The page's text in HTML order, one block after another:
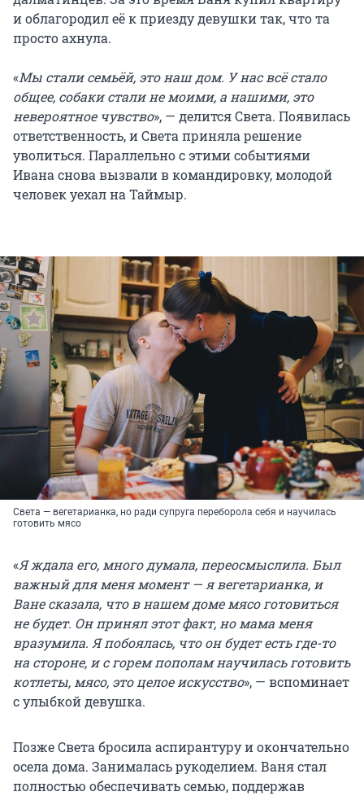
и облагородил её к приезду девушки так, что та
просто ахнула.
«Мы стали семьёй, это наш дом. У нас всё стало
общее, собаки стали не моими, а нашими, это
невероятное чувство», — делится Света. Появилась
ответственность, и Света приняла решение
уволиться. Параллельно с этими событиями
Ивана снова вызвали в командировку, молодой
человек уехал на Таймыр.
Света — вегетарианка, но ради супруга переборола себя и научилась
готовить мясо
«Я ждала его, много думала, переосмыслила. Был
важный для меня момент — я вегетарианка, и
Ване сказала, что в нашем доме мясо готовиться
не будет. Он принял этот факт, но мама меня
вразумила. Я побоялась, что он будет есть где-то
на стороне, и с горем пополам научилась готовить
котлеты, мясо, это целое искусство», — вспоминает
с улыбкой девушка.
Позже Света бросила аспирантуру и окончательно
осела дома. Занималась рукоделием. Ваня стал
полностью обеспечивать семью, поддержав